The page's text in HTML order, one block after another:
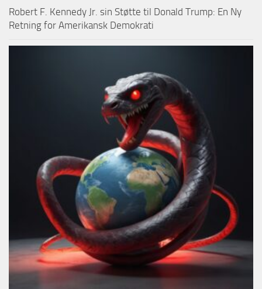
Robert F. Kennedy Jr. sin Støtte til Donald Trump: En Ny
Retning for Amerikansk Demokrati